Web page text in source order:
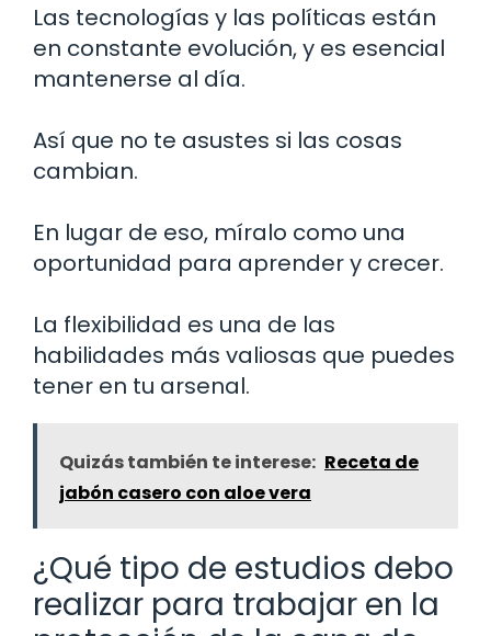
Las tecnologías y las políticas están
en constante evolución, y es esencial
mantenerse al día.
Así que no te asustes si las cosas
cambian.
En lugar de eso, míralo como una
oportunidad para aprender y crecer.
La flexibilidad es una de las
habilidades más valiosas que puedes
tener en tu arsenal.
Quizás también te interese: Receta de
jabón casero con aloe vera
¿Qué tipo de estudios debo
realizar para trabajar en la